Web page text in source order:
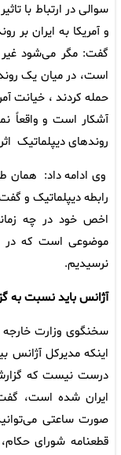
سوالی در ارتباط با
و آمریکا به ایران بر
گفت: مگر می‌شود غیر
است، در میان یک روند
حمله کردند ، خیانت
آشکار است و واقعاً
روندهای دیپلماتیک
وی ادامه داد: همان
رابطه دیپلماتیک و
اخص خود در چه
موضوعی است که در
نرسیدیم.
آژانس باید نسبت به
سخنگوی وزارت
اینکه مدیرکل
درست نیست که
ایران شده است،
صورت ساعتی
قطعنامه شورای